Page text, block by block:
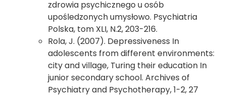
zdrowia psychicznego u osób
upośledzonych umysłowo. Psychiatria
Polska, tom XLI, N.2, 203-216.
Rola, J. (2007). Depressiveness In
adolescents from different environments:
city and village, Turing their education In
junior secondary school. Archives of
Psychiatry and Psychotherapy, 1-2, 27